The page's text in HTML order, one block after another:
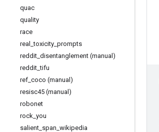
quac
quality
race
real _toxicity prompts
reddit disentanglement (manual)
reddit _tifu
ref coco (manual)
resisc45 (manual)
robonet
rock you
salient span wikipedia